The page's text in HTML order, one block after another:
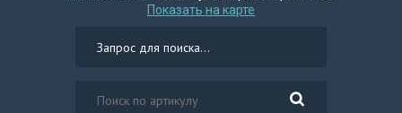
Показать на карте